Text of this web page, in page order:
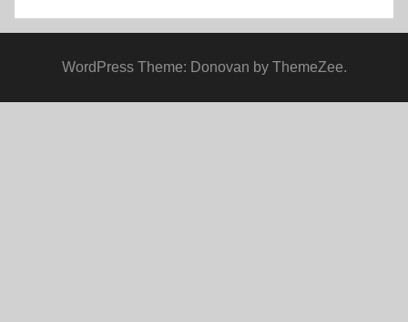
WordPress Theme: Donovan by ThemeZee.